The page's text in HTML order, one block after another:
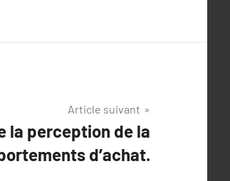
Article suivant
la perception de la
d’achat.